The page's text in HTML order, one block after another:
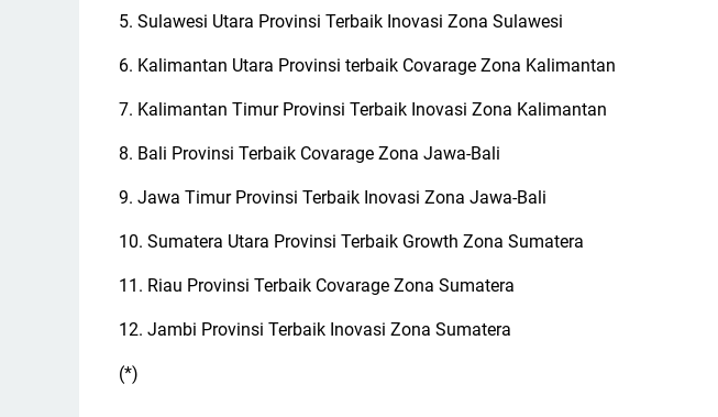
5. Sulawesi Utara Provinsi Terbaik Inovasi Zona Sulawesi
6. Kalimantan Utara Provinsi terbaik Covarage Zona Kalimantan
7. Kalimantan Timur Provinsi Terbaik Inovasi Zona Kalimantan
8. Bali Provinsi Terbaik Covarage Zona Jawa-Bali
9. Jawa Timur Provinsi Terbaik Inovasi Zona Jawa-Bali
10. Sumatera Utara Provinsi Terbaik Growth Zona Sumatera
11. Riau Provinsi Terbaik Covarage Zona Sumatera
12. Jambi Provinsi Terbaik Inovasi Zona Sumatera
(*)